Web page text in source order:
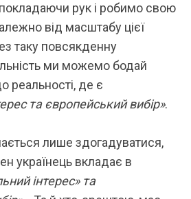
покладаючи рук і робимо свою
від масштабу цієї
таку повсякденну
ми можемо бодай
реальності, де є
та європейський вибір».
лише здогадуватися,
українець вкладає в
інтерес» та